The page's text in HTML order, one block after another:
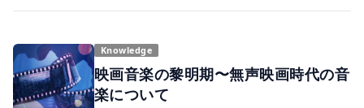
Knowledge
映画音楽の黎明期〜無声映画時代の音
楽について